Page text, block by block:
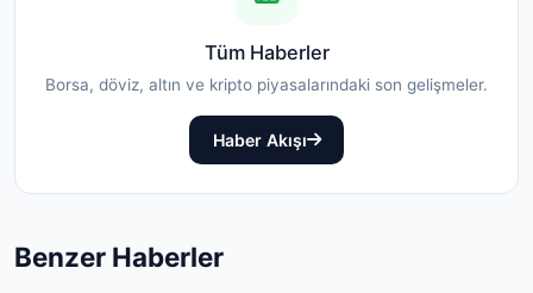
Tüm Haberler
Borsa, döviz, altın ve kripto piyasalarındaki son gelişmeler.
Haber Akışı
Benzer Haberler